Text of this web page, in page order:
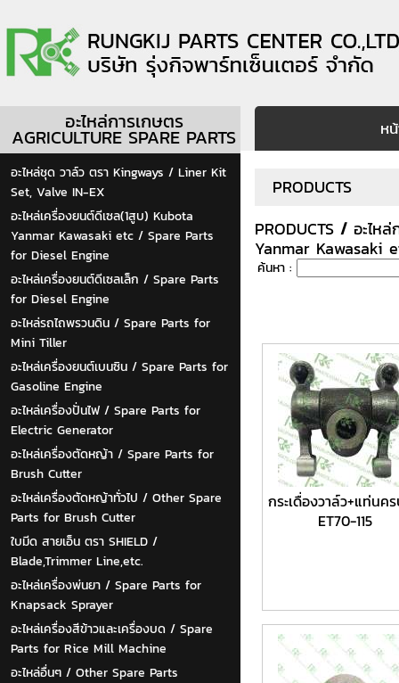
อะไหล่การเกษตร
AGRICULTURE SPARE PARTS
อะไหล่ชุด วาล์ว ตรา Kingways / Liner Kit
Set, Valve IN-EX
อะไหล่เครื่องยนต์ดีเซล(1สูบ) Kubota
Yanmar Kawasaki etc / Spare Parts
for Diesel Engine
อะไหล่เครื่องยนต์ดีเซลเล็ก / Spare Parts
for Diesel Engine
อะไหล่รถไถพรวนดิน / Spare Parts for
Mini Tiller
อะไหล่เครื่องยนต์เบนซิน / Spare Parts for
Gasoline Engine
อะไหล่เครื่องปั่นไฟ / Spare Parts for
Electric Generator
อะไหล่เครื่องตัดหญ้า / Spare Parts for
Brush Cutter
อะไหล่เครื่องตัดหญ้าทั่วไป / Other Spare
Parts for Brush Cutter
ใบมีด สายเอ็น ตรา SHIELD /
Blade,Trimmer Line,etc.
อะไหล่เครื่องพ่นยา / Spare Parts for
Knapsack Sprayer
อะไหล่เครื่องสีข้าวและเครื่องบด / Spare
Parts for Rice Mill Machine
อะไหล่อื่นๆ / Other Spare Parts
ห
PRODUCTS
PRODUCTS / อะไหล่
Yanmar Kawasaki
ค้นหา :
กระเดื่องวาล์ว+แท่นค
ET70-115